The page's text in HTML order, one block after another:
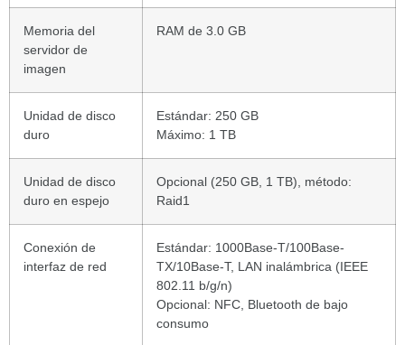
Memoria del
servidor de
imagen
RAM de 3.0 GB
Unidad de disco
duro
Estándar: 250 GB
Máximo: 1 TB
Unidad de disco
duro en espejo
Opcional (250 GB, 1 TB), método:
Raid1
Conexión de
interfaz de red
Estándar: 1000Base-T/100Base-
TX/10Base-T, LAN inalámbrica (IEEE
802.11 b/g/n)
Opcional: NFC, Bluetooth de bajo
consumo